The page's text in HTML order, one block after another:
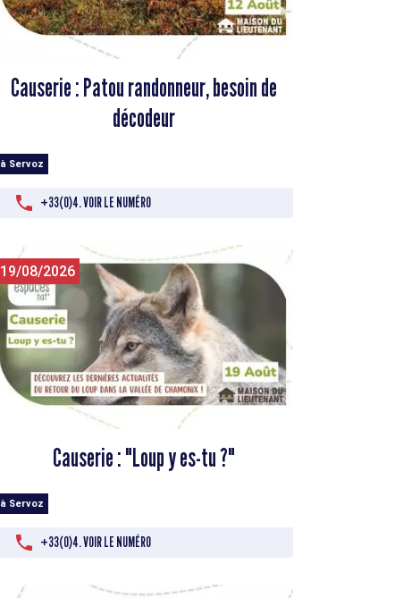
Causerie : Patou randonneur, besoin de
décodeur
à Servoz
+33(0)4. VOIR LE NUMÉRO
19/08/2026
Causerie : "Loup y es-tu ?"
à Servoz
+33(0)4. VOIR LE NUMÉRO